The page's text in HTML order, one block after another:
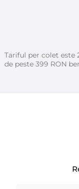
Tariful per colet este
de peste 399 RON